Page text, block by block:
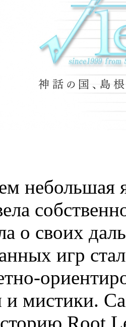
небольшая
о своих
игр
и мистики.